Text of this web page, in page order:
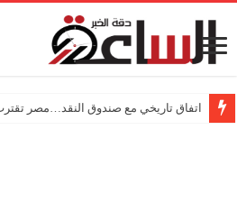
اتفاق تاريخي مع صندوق النقد…مصر تقترب من صرف 2.7 مليار دولار